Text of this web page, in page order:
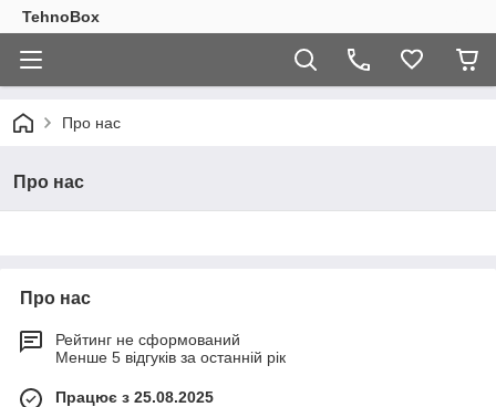
TehnoBox
Про нас
Про нас
Про нас
Рейтинг не сформований
Менше 5 відгуків за останній рік
Працює з 25.08.2025